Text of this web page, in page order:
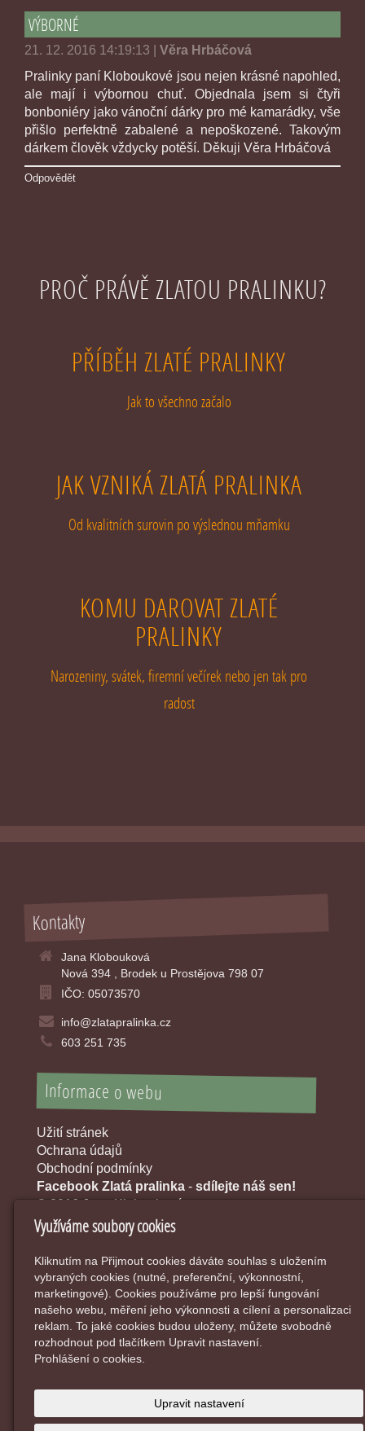
VÝBORNÉ
21. 12. 2016 14:19:13
Věra Hrbáčová
Pralinky paní Kloboukové jsou nejen krásné napohled,
ale mají i výbornou chuť. Objednala jsem si čtyři
bonboniéry jako vánoční dárky pro mé kamarádky, vše
přišlo perfektně zabalené a nepoškozené. Takovým
dárkem člověk vždycky potěší. Děkuji Věra Hrbáčová
Odpovědět
PROČ PRÁVĚ ZLATOU PRALINKU?
PŘÍBĚH ZLATÉ PRALINKY
Jak to všechno začalo
JAK VZNIKÁ ZLATÁ PRALINKA
Od kvalitních surovin po výslednou mňamku
KOMU DAROVAT ZLATÉ
PRALINKY
Narozeniny, svátek, firemní večírek nebo jen tak pro
radost
Kontakty
Jana Klobouková
Nová 394 , Brodek u Prostějova 798 07
IČO: 05073570
info@zlatapralinka.cz
603 251 735
Informace o webu
Užití stránek
Ochrana údajů
Obchodní podmínky
Facebook Zlatá pralinka - sdílejte náš sen!
© 2016 Jana Klobouková
Využíváme soubory cookies
Kliknutím na Přijmout cookies dáváte souhlas s uložením
vybraných cookies (nutné, preferenční, výkonnostní,
marketingové). Cookies používáme pro lepší fungování
našeho webu, měření jeho výkonnosti a cílení a personalizaci
reklam. To jaké cookies budou uloženy, můžete svobodně
rozhodnout pod tlačítkem Upravit nastavení.
Prohlášení o cookies.
Upravit nastavení